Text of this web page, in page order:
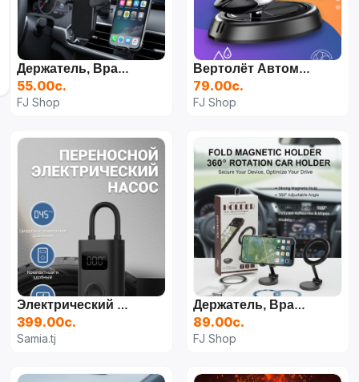
Держатель, Вращающийся На 360 Градусов, Для Автомобиля
55.00с.
FJ Shop
Вертолёт Автомобильный Освежитель Воздуха
79.00с.
FJ Shop
Электрический Насос Xiaomi
399.00с.
Samia.tj
Держатель, Вращающийся На 360 Градусов, Для Автомобиля Magsafe
89.00с.
FJ Shop